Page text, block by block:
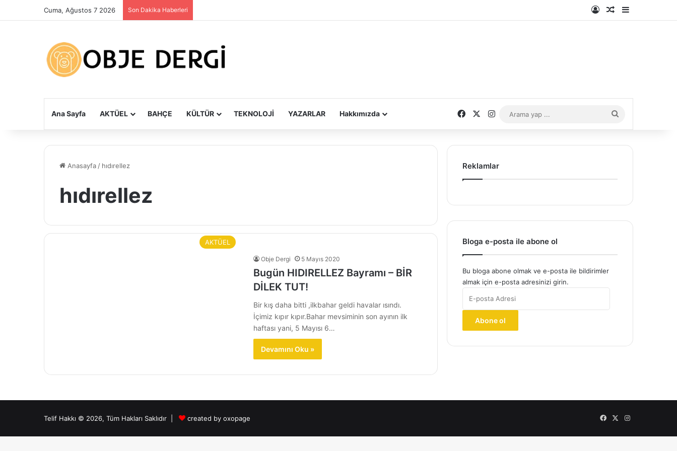
Cuma, Ağustos 7 2026 Son Dakika Haberleri Kayıt OlRastgele Makale
Kenar
Ana Sayfa AKTÜEL BAHÇE KÜLTÜR TEKNOLOJİ YAZARLAR Hakkımızda FacebookInstagram
yap
Anasayfa / hıdırellez
hıdırellez
AKTÜEL
Obje Dergi 5 Mayıs 2020
Bugün HIDIRELLEZ Bayramı – BİR
DİLEK TUT!
Bir kış daha bitti ,ilkbahar geldi havalar ısındı.
İçimiz kıpır kıpır.Bahar mevsiminin son ayının ilk
haftası yani, 5 Mayısı 6…
Devamını Oku »
Reklamlar
Bloga e-posta ile abone ol
Bu bloga abone olmak ve e-posta ile bildirimler
almak için e-posta adresinizi girin.
posta
Abone ol
Telif Hakkı © 2026, Tüm Hakları Saklıdır | created by oxopage Facebook
X Instagram